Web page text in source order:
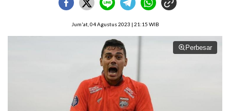
Jum'at, 04 Agustus 2023 | 21:15 WIB
Perbesar